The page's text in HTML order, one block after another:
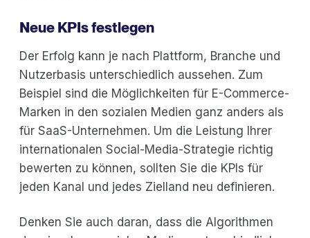
Neue KPIs festlegen
Der Erfolg kann je nach Plattform, Branche und
Nutzerbasis unterschiedlich aussehen. Zum
Beispiel sind die Möglichkeiten für E-Commerce-
Marken in den sozialen Medien ganz anders als
für SaaS-Unternehmen. Um die Leistung Ihrer
internationalen Social-Media-Strategie richtig
bewerten zu können, sollten Sie die KPIs für
jeden Kanal und jedes Zielland neu definieren.
Denken Sie auch daran, dass die Algorithmen